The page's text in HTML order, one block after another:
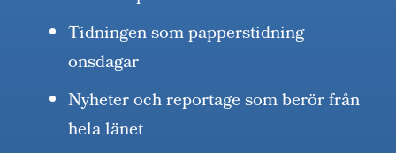
Tidningen som papperstidning
onsdagar
Nyheter och reportage som berör från
hela länet